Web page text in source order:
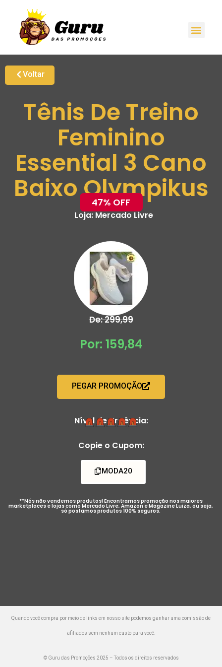
Voltar
Tênis De Treino
Feminino
Essential 3 Cano
Baixo Olympikus
47% OFF
Loja:Mercado Livre
De: 299,99
Por: 159,84
PEGAR PROMOÇÃO
Nível de Urgência:
Copie o Cupom:
MODA20
**Nós não vendemos produtos! Encontramos promoção nos maiores
marketplaces e lojas como Mercado Livre, Amazon e Magazine Luiza, ou seja,
só postamos produtos 100% seguros.
Quando você compra por meio de links em nosso site podemos ganhar uma comissão de
afiliados sem nenhum custo para você.
© Guru das Promoções 2025 – Todos os direitos reservados